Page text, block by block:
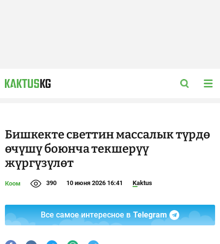
Бишкекте светтин массалык түрдө
өчүшү боюнча текшерүү
жүргүзүлөт
Коом 390 10 июня 2026 16:41 Kaktus
Все самое интересное в Telegram